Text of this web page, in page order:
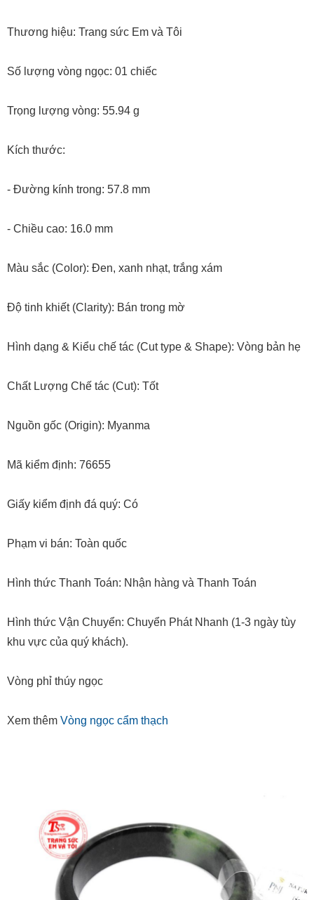
Thương hiệu: Trang sức Em và Tôi
Số lượng vòng ngọc: 01 chiếc
Trọng lượng vòng: 55.94 g
Kích thước:
- Đường kính trong: 57.8 mm
- Chiều cao: 16.0 mm
Màu sắc (Color): Đen, xanh nhạt, trắng xám
Độ tinh khiết (Clarity): Bán trong mờ
Hình dạng & Kiểu chế tác (Cut type & Shape): Vòng bản hẹ
Chất Lượng Chế tác (Cut): Tốt
Nguồn gốc (Origin): Myanma
Mã kiểm định: 76655
Giấy kiểm định đá quý: Có
Phạm vi bán: Toàn quốc
Hình thức Thanh Toán: Nhận hàng và Thanh Toán
Hình thức Vận Chuyển: Chuyển Phát Nhanh (1-3 ngày tùy
khu vực của quý khách).
Vòng phỉ thúy ngọc
Xem thêm Vòng ngọc cẩm thạch